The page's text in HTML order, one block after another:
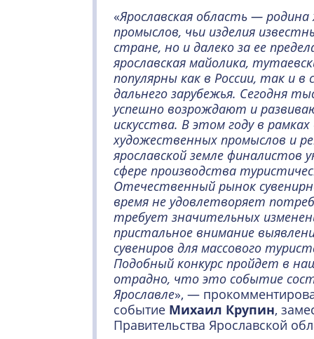
«Ярославская область —
промыслов, чьи изделия
стране, но и далеко за ее
ярославская майолика,
популярны как в России, так и
дальнего зарубежья. Сегодня
успешно возрождают и
искусства. В этом году в
художественных промыслов и
ярославской земле финалистов
сфере производства
Отечественный рынок
время не удовлетворяет
требует значительных
пристальное внимание
сувениров для массового
Подобный конкурс пройдет в
отрадно, что это событие
Ярославле», —
событие Михаил Крупин,
Правительства Ярославской